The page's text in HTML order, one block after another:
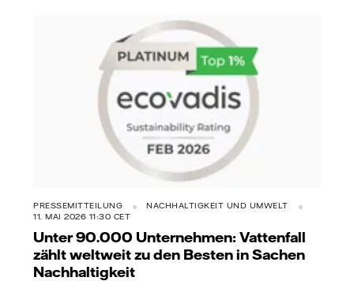
PRESSEMITTEILUNG
NACHHALTIGKEIT UND UMWELT
11. MAI 2026 11:30 CET
Unter 90.000 Unternehmen: Vattenfall
zählt weltweit zu den Besten in Sachen
Nachhaltigkeit